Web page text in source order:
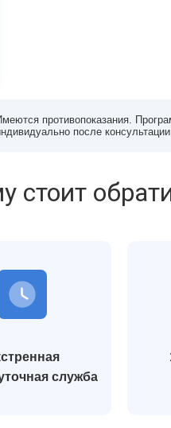
Мы были в отчаянии и не
постепенно он начал меняться.
проходит восстановление и
к нормальной жизни. Эта
дала нам надежду и шанс всё
противопоказания.
после
стоит
служба